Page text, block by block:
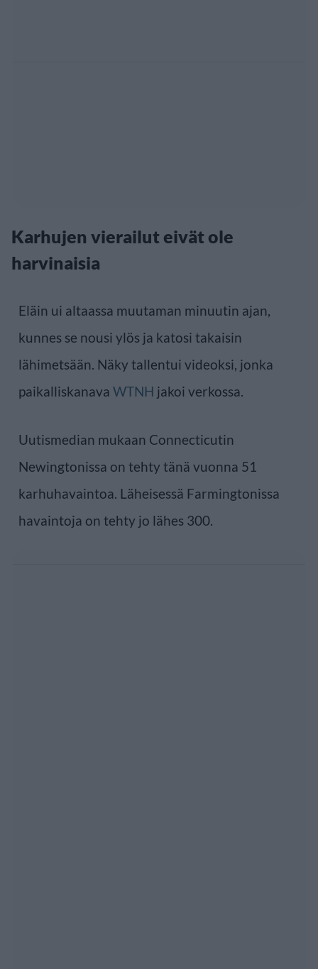
Karhujen vierailut eivät ole
harvinaisia
Eläin ui altaassa muutaman minuutin ajan,
kunnes se nousi ylös ja katosi takaisin
lähimetsään. Näky tallentui videoksi, jonka
paikalliskanava WTNH jakoi verkossa.
Uutismedian mukaan Connecticutin
Newingtonissa on tehty tänä vuonna 51
karhuhavaintoa. Läheisessä Farmingtonissa
havaintoja on tehty jo lähes 300.